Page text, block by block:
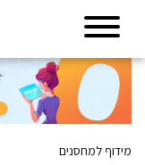
מידוף למחסנים